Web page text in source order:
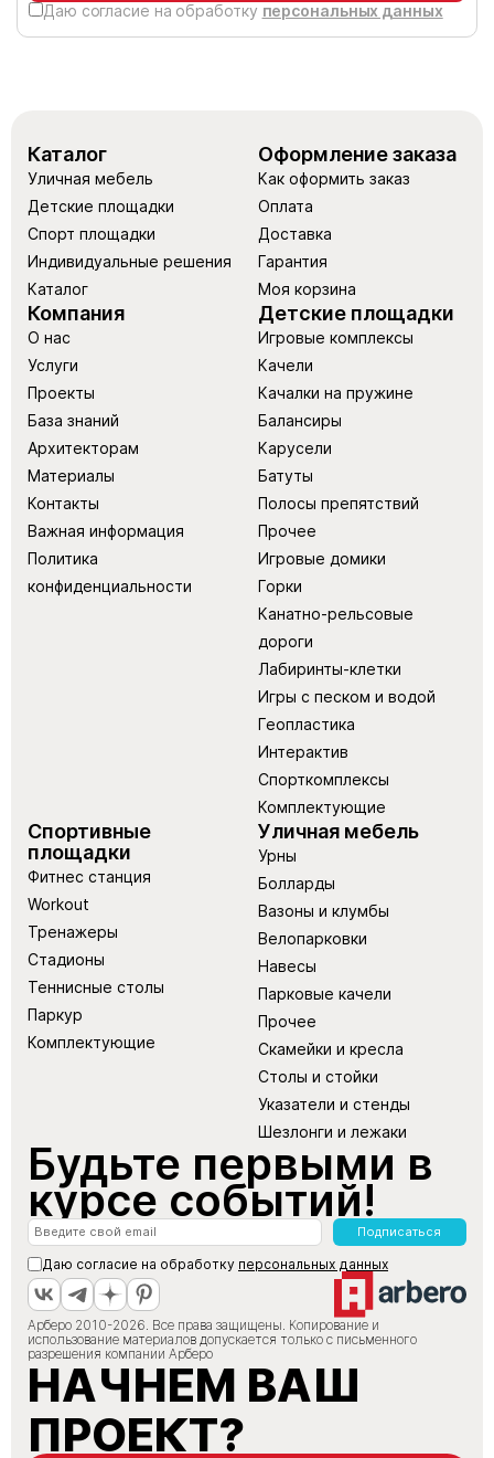
Даю согласие на обработку персональных данных
Каталог
Уличная мебель
Детские площадки
Спорт площадки
Индивидуальные решения
Каталог
Оформление заказа
Как оформить заказ
Оплата
Доставка
Гарантия
Моя корзина
Компания
О нас
Услуги
Проекты
База знаний
Архитекторам
Материалы
Контакты
Важная информация
Политика
конфиденциальности
Детские площадки
Игровые комплексы
Качели
Качалки на пружине
Балансиры
Карусели
Батуты
Полосы препятствий
Прочее
Игровые домики
Горки
Канатно-рельсовые
дороги
Лабиринты-клетки
Игры с песком и водой
Геопластика
Интерактив
Спорткомплексы
Комплектующие
Спортивные
площадки
Фитнес станция
Workout
Тренажеры
Стадионы
Теннисные столы
Паркур
Комплектующие
Уличная мебель
Урны
Болларды
Вазоны и клумбы
Велопарковки
Навесы
Парковые качели
Прочее
Скамейки и кресла
Столы и стойки
Указатели и стенды
Шезлонги и лежаки
Будьте первыми в
курсе событий!
Подписаться
Даю согласие на обработку персональных данных
Арберо 2010-2026. Все права защищены. Копирование и
использование материалов допускается только с письменного
разрешения компании Арберо
НАЧНЕМ ВАШ
ПРОЕКТ?